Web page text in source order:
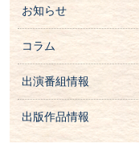
お知らせ
コラム
出演番組情報
出版作品情報